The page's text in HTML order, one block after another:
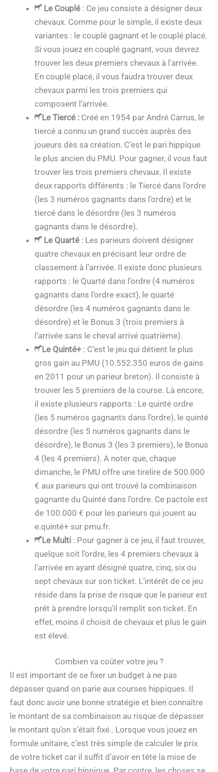
Le Couplé : Ce jeu consiste à désigner deux
chevaux. Comme pour le simple, il existe deux
variantes : le couplé gagnant et le couplé placé.
Si vous jouez en couplé gagnant, vous devrez
trouver les deux premiers chevaux à l’arrivée.
En couplé placé, il vous faudra trouver deux
chevaux parmi les trois premiers qui
composent l’arrivée.
Le Tiercé : Créé en 1954 par André Carrus, le
tiercé a connu un grand succès auprès des
joueurs dès sa création. C’est le pari hippique
le plus ancien du PMU. Pour gagner, il vous faut
trouver les trois premiers chevaux. Il existe
deux rapports différents : le Tiercé dans l’ordre
(les 3 numéros gagnants dans l’ordre) et le
tiercé dans le désordre (les 3 numéros
gagnants dans le désordre).
Le Quarté : Les parieurs doivent désigner
quatre chevaux en précisant leur ordre de
classement à l’arrivée. Il existe donc plusieurs
rapports : le Quarté dans l’ordre (4 numéros
gagnants dans l’ordre exact), le quarté
désordre (les 4 numéros gagnants dans le
désordre) et le Bonus 3 (trois premiers à
l’arrivée sans le cheval arrivé quatrième).
Le Quinté+ : C’est le jeu qui détient le plus
gros gain au PMU (10.552.350 euros de gains
en 2011 pour un parieur breton). Il consiste à
trouver les 5 premiers de la course. Là encore,
il existe plusieurs rapports : Le quinté ordre
(les 5 numéros gagnants dans l’ordre), le quinté
désordre (les 5 numéros gagnants dans le
désordre), le Bonus 3 (les 3 premiers), le Bonus
4 (les 4 premiers). A noter que, chaque
dimanche, le PMU offre une tirelire de 500.000
€ aux parieurs qui ont trouvé la combinaison
gagnante du Quinté dans l’ordre. Ce pactole est
de 100.000 € pour les parieurs qui jouent au
e.quinté+ sur pmu.fr.
Le Multi : Pour gagner à ce jeu, il faut trouver,
quelque soit l’ordre, les 4 premiers chevaux à
l’arrivée en ayant désigné quatre, cinq, six ou
sept chevaux sur son ticket. L’intérêt de ce jeu
réside dans la prise de risque que le parieur est
prêt à prendre lorsqu’il remplit son ticket. En
effet, moins il choisit de chevaux et plus le gain
est élevé.
Combien va coûter votre jeu ?
Il est important de se fixer un budget à ne pas
dépasser quand on parie aux courses hippiques. Il
faut donc avoir une bonne stratégie et bien connaître
le montant de sa combinaison au risque de dépasser
le montant qu’on s’était fixé.. Lorsque vous jouez en
formule unitaire, c’est très simple de calculer le prix
de votre ticket car il suffit d’avoir en tête la mise de